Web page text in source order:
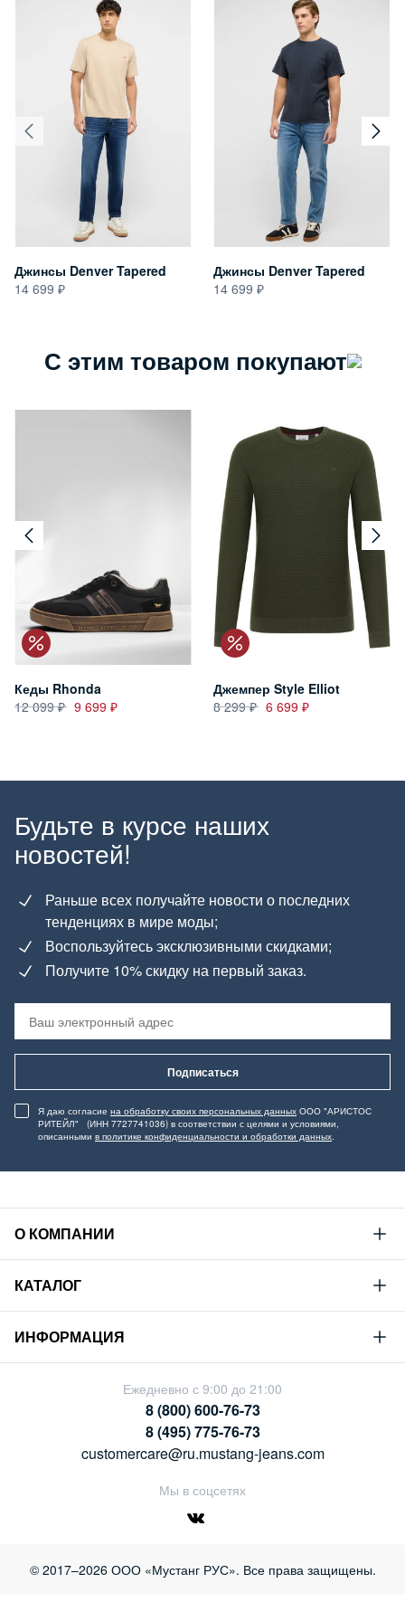
Джинсы Denver Tapered
14 699
Джинсы Denver Tapered
14 699
С этим товаром покупают
Кеды Rhonda
12 099
9 699
Джемпер Style Elliot
8 299
6 699
Будьте в курсе наших
новостей!
Раньше всех получайте новости о последних
тенденциях в мире моды;
Воспользуйтесь эксклюзивными скидками;
Получите 10% скидку на первый заказ.
Подписаться
Я даю согласие на обработку своих персональных данных ООО "АРИСТОС
РИТЕЙЛ" (ИНН 7727741036) в соответствии с целями и условиями,
описанными в политике конфиденциальности и обработки данных
О КОМПАНИИ
Mustang
Философия
Устойчивое развитие
Сотрудничество
КАТАЛОГ
Новая коллекция
Гид по мужскому дениму
Гид по женскому дениму
ИНФОРМАЦИЯ
Условия продажи
Политика конфиденциальности
Ежедневно с 9:00 до 21:00
8 (800) 600-76-73
8 (495) 775-76-73
customercare@ru.mustang-jeans.com
Мы в соцсетях
© 2017–2026 ООО «Мустанг РУС». Все права защищены.